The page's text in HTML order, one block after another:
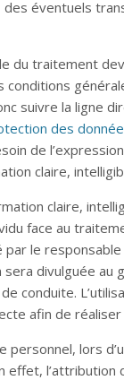
éventuels
du traitement
conditions
suivre la ligne
des
de
claire,
claire,
face au
par le
sera divulguée
conduite.
afin de
personnel, lors
effet,